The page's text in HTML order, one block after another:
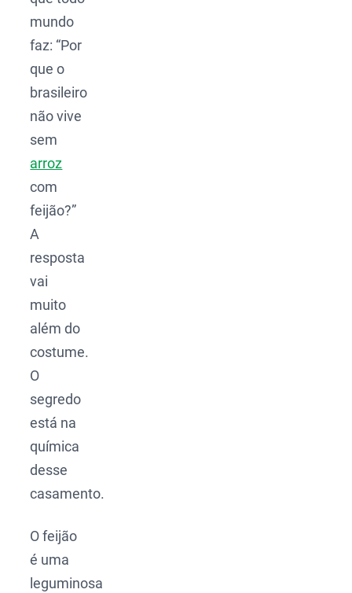
mundo
faz: “Por
que o
brasileiro
não vive
sem
arroz
com
feijão?”
A
resposta
vai
muito
além do
costume.
O
segredo
está na
química
desse
casamento.
O feijão
é uma
leguminosa